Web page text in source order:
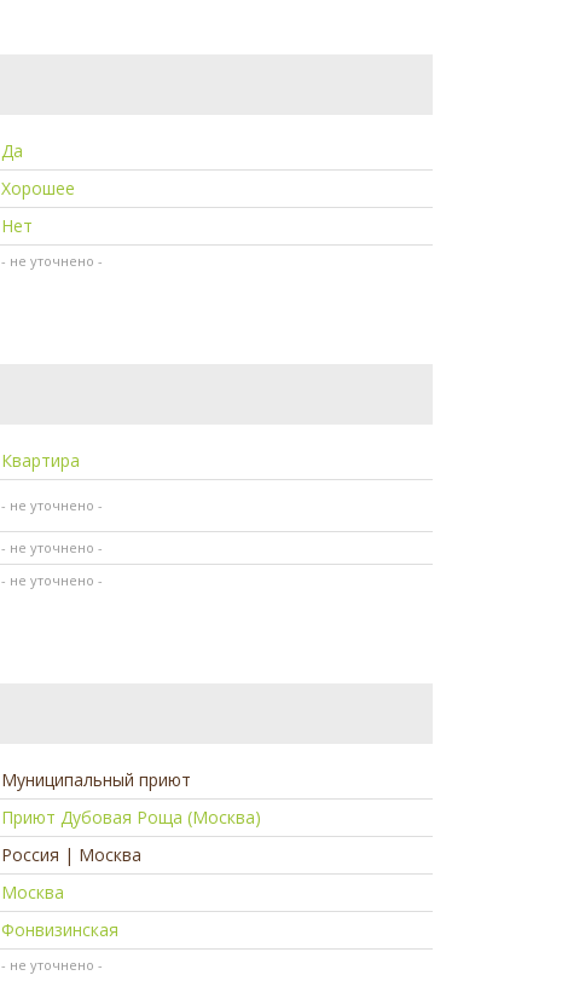
Да
Хорошее
Нет
- не уточнено -
Квартира
- не уточнено -
- не уточнено -
- не уточнено -
Муниципальный приют
Приют Дубовая Роща (Москва)
Россия | Москва
Москва
Фонвизинская
- не уточнено -